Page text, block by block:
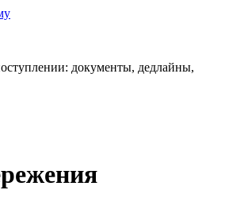
документы, дедлайны,